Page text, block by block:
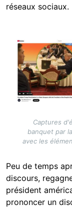
réseaux sociaux.
Image
Captures
banquet par
avec les
Peu de temps
discours,
président
prononcer un